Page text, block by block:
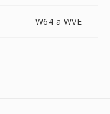
W64 a WVE